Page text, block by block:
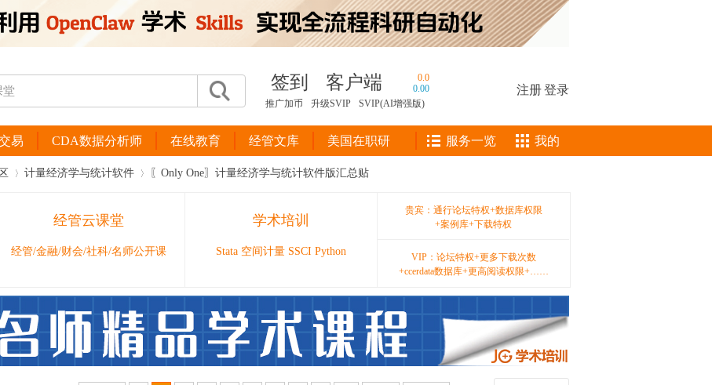
签到 客户端
0.0
0.00
推广加币
升级SVIP SVIP(AI增强版)
注册登录
易 CDA数据分析师 在线教育 经管文库 美国在职研 服务一览 我的
计量经济学与统计软件 〖Only One〗计量经济学与统计软件版汇总贴
经管云课堂
经管/金融/财会/社科/名师公开课
学术培训
Stata 空间计量 SSCI Python
贵宾：通行论坛特权+数据库权限
+案例库+下载特权
VIP：论坛特权+更多下载次数
+ccerdata数据库+更高阅读权限+……